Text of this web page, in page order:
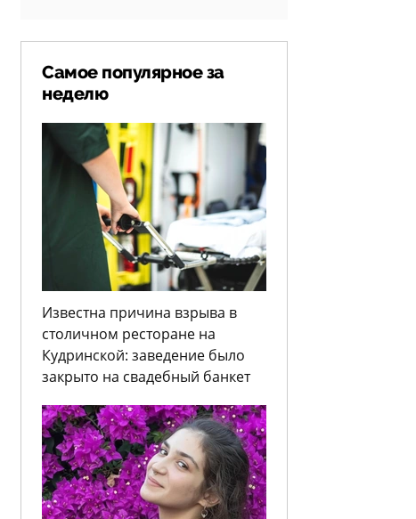
Самое популярное за
неделю
Известна причина взрыва в
столичном ресторане на
Кудринской: заведение было
закрыто на свадебный банкет